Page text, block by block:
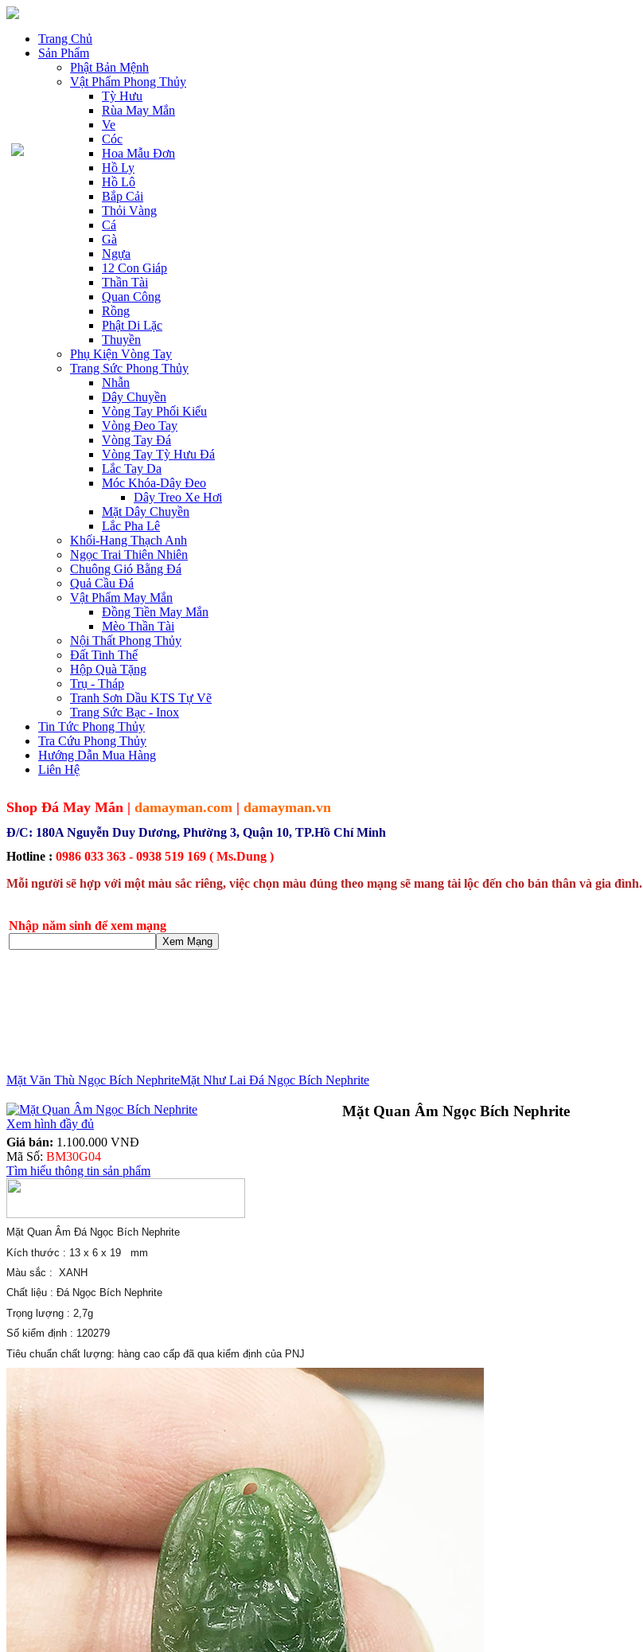
Trang Chủ
Sản Phẩm
Phật Bản Mệnh
Vật Phẩm Phong Thủy
Tỳ Hưu
Rùa May Mắn
Ve
Cóc
Hoa Mẫu Đơn
Hồ Ly
Hồ Lô
Bắp Cải
Thỏi Vàng
Cá
Gà
Ngựa
12 Con Giáp
Thần Tài
Quan Công
Rồng
Phật Di Lặc
Thuyền
Phụ Kiện Vòng Tay
Trang Sức Phong Thủy
Nhẫn
Dây Chuyền
Vòng Tay Phối Kiểu
Vòng Đeo Tay
Vòng Tay Đá
Vòng Tay Tỳ Hưu Đá
Lắc Tay Da
Móc Khóa-Dây Đeo
Dây Treo Xe Hơi
Mặt Dây Chuyền
Lắc Pha Lê
Khối-Hang Thạch Anh
Ngọc Trai Thiên Nhiên
Chuông Gió Bằng Đá
Quả Cầu Đá
Vật Phẩm May Mắn
Đồng Tiền May Mắn
Mèo Thần Tài
Nội Thất Phong Thủy
Đất Tinh Thể
Hộp Quà Tặng
Trụ - Tháp
Tranh Sơn Dầu KTS Tự Vẽ
Trang Sức Bạc - Inox
Tin Tức Phong Thủy
Tra Cứu Phong Thủy
Hướng Dẫn Mua Hàng
Liên Hệ
Shop Đá May Mắn | damayman.com | damayman.vn
Đ/C: 180A Nguyễn Duy Dương, Phường 3, Quận 10, TP.Hồ Chí Minh
Hotline : 0986 033 363 - 0938 519 169 ( Ms.Dung )
Mỗi người sẽ hợp với một màu sắc riêng, việc chọn màu đúng theo mạng sẽ mang tài lộc đến cho bản thân và gia đình.
Nhập năm sinh để xem mạng
Xem Mạng
Mặt Văn Thù Ngọc Bích NephriteMặt Như Lai Đá Ngọc Bích Nephrite
Xem hình đầy đủ
Mặt Quan Âm Ngọc Bích Nephrite
Giá bán: 1.100.000 VNĐ
Mã Số: BM30G04
Tìm hiểu thông tin sản phẩm
Mặt Quan Âm Đá Ngọc Bích Nephrite
Kích thước : 13 x 6 x 19 mm
Màu sắc : XANH
Chất liệu : Đá Ngọc Bích Nephrite
Trọng lượng : 2,7g
Số kiểm định : 120279
Tiêu chuẩn chất lượng: hàng cao cấp đã qua kiểm định của PNJ